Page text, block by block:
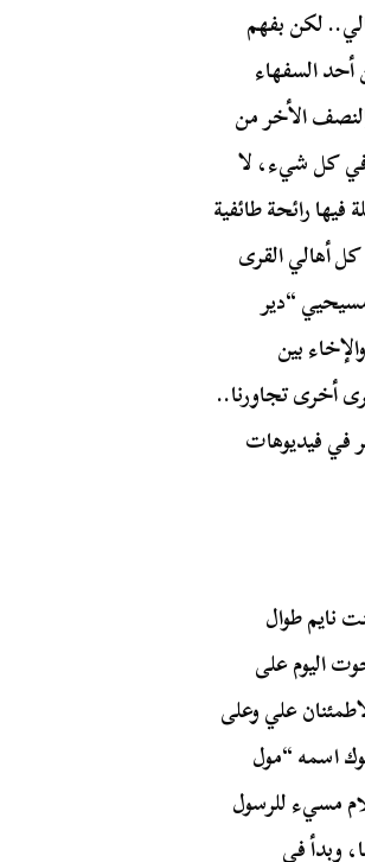
لكن بفهم
السفهاء
الأخر من
في كل شيء، لا
رائحة طائفية
أهالي القرى
مسيحيي “دير
بين
أخرى تجاورنا..
في فيديوهات
نايم طوال
اليوم على
علي وعلى
اسمه “مول
مسيء للرسول
وبدأ في